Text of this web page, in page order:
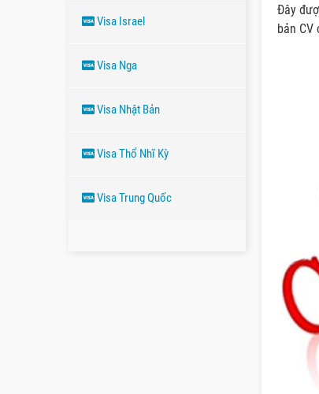
Visa Israel
Visa Nga
Visa Nhật Bản
Visa Thổ Nhĩ Kỳ
Visa Trung Quốc
Đây
bản